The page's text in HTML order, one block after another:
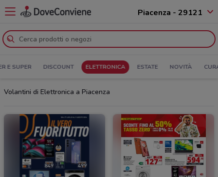
Piacenza - 29121
E SUPER DISCOUNT ELETTRONICA ESTATE NOVITÀ
Volantini di Elettronica a Piacenza